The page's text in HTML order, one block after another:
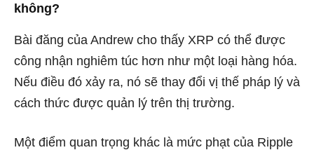
không?
Bài đăng của Andrew cho thấy XRP có thể được
công nhận nghiêm túc hơn như một loại hàng hóa.
Nếu điều đó xảy ra, nó sẽ thay đổi vị thế pháp lý và
cách thức được quản lý trên thị trường.
Một điểm quan trọng khác là mức phạt của Ripple